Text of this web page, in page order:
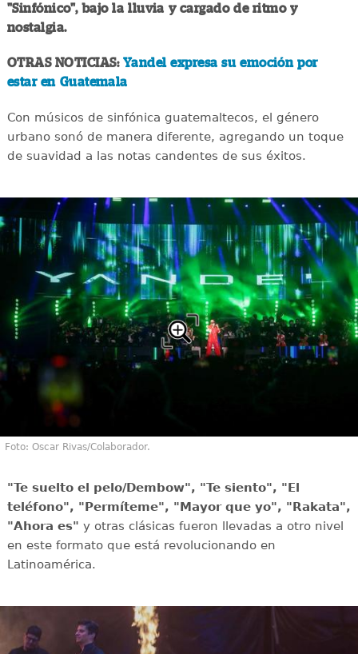
"Sinfónico", bajo la lluvia y cargado de ritmo y
nostalgia.
OTRAS NOTICIAS:Yandel expresa su emoción por
estar en Guatemala
Con músicos de sinfónica guatemaltecos, el género
urbano sonó de manera diferente, agregando un toque
de suavidad a las notas candentes de sus éxitos.
Foto: Oscar Rivas/Colaborador.
"Te suelto el pelo/Dembow", "Te siento", "El
teléfono", "Permíteme", "Mayor que yo", "Rakata",
"Ahora es" y otras clásicas fueron llevadas a otro nivel
en este formato que está revolucionando en
Latinoamérica.